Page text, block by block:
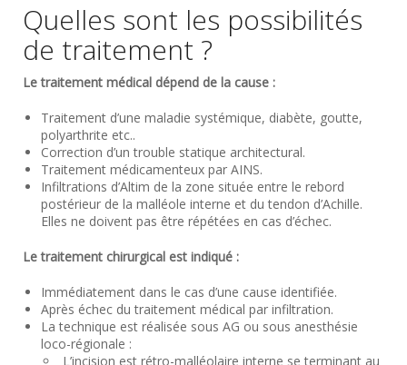
Quelles sont les possibilités
de traitement ?
Le traitement médical dépend de la cause :
Traitement d’une maladie systémique, diabète, goutte,
polyarthrite etc..
Correction d’un trouble statique architectural.
Traitement médicamenteux par AINS.
Infiltrations d’Altim de la zone située entre le rebord
postérieur de la malléole interne et du tendon d’Achille.
Elles ne doivent pas être répétées en cas d’échec.
Le traitement chirurgical est indiqué :
Immédiatement dans le cas d’une cause identifiée.
Après échec du traitement médical par infiltration.
La technique est réalisée sous AG ou sous anesthésie
loco-régionale :
L’incision est rétro-malléolaire interne se terminant au